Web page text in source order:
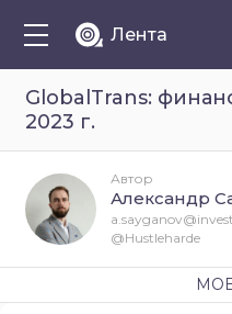
Лента
GlobalTrans:
2023 г.
Автор
Александр
@Hustleharde